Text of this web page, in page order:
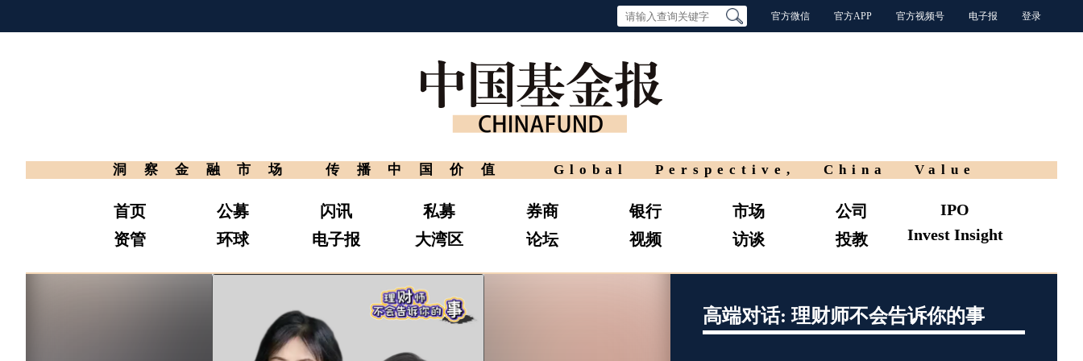
官方微信 官方APP 官方视频号 电子报 登录
洞察金融市场 传播中国价值 Global Perspective, China Value
首页
资管
公募
环球
闪讯
电子报
私募
大湾区
券商
论坛
银行
视频
市场
访谈
公司
投教
IPO
Invest Insight
高端对话: 理财师不会告诉你的事